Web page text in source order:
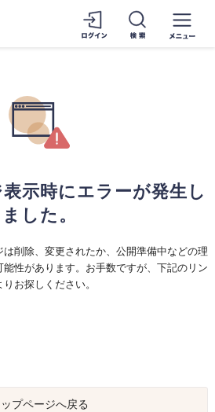
示時にエラーが発生し
ました。
削除、変更されたか、公開準備中などの理
性があります。お手数ですが、下記のリン
りお探しください。
ップページへ戻る